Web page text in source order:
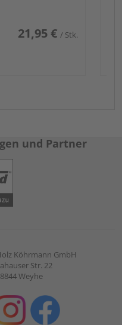
21,95 € / Stk.
und Partner
Köhrmann GmbH
Str. 22
Weyhe